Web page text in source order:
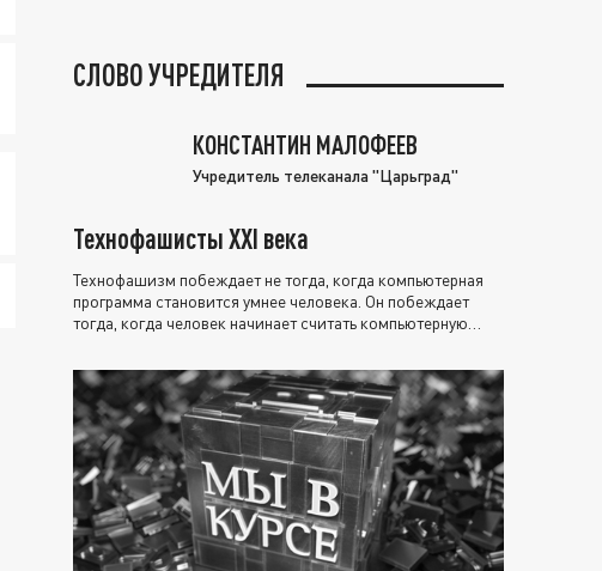
СЛОВО УЧРЕДИТЕЛЯ
КОНСТАНТИН МАЛОФЕЕВ
Учредитель телеканала "Царьград"
Технофашисты XXI века
Технофашизм побеждает не тогда, когда компьютерная
программа становится умнее человека. Он побеждает
тогда, когда человек начинает считать компьютерную